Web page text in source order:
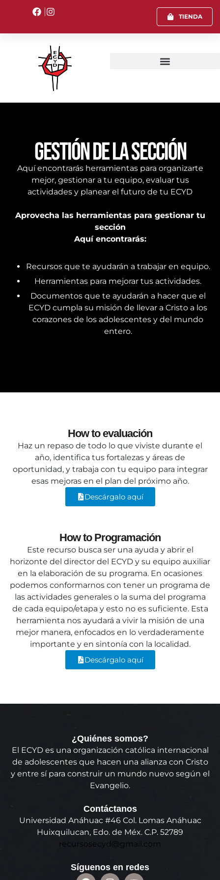
TIENDA
TIENDA
Gestión de la sección
Aquí encontrarás herramientas para organizarte
mejor, gestionar a tu equipo, evaluar tus
actividades y planear el futuro de tu ECYD
Aprovecha las herramientas para gestionar tu
sección
Aquí encontrarás:
Recursos que te ayudarán a trabajar en equipo.
Herramientas para mejorar tus actividades.
Documentos que te ayudarán a hacer que el
ECYD cumpla su misión de llevar a Cristo a los
corazones de los adolescentes y del mundo
entero.
How to evaluación
Haz un repaso de todo lo que viviste durante el
año, identifica tus fortalezas y áreas de
oportunidad, y trabaja con tu equipo para integrar
esas mejoras en el plan del próximo año.
Descárgalo aquí
How to Programación
Este recurso busca ser una ayuda y abrir el
horizonte del director del ECYD y su equipo auxiliar
en la elaboración de su programa. En ocasiones
podemos conformarnos con tener un programa de
las actividades generales o la suma del programa
de cada equipo/etapa y esto no es suficiente. Esta
herramienta nos ayudará a vivir la misión de una
mejor manera, enfocados en lo verdaderamente
importante y en sintonía con la localidad.
Descárgalo aquí
¿Quiénes somos?
El ECYD es una organización católica internacional
de adolescentes que hacen una alianza con Cristo
y entre sí para construir un mundo nuevo según el
Evangelio.
Contáctanos
Universidad Anáhuac #46 Col. Lomas Anáhuac
Huixquilucan, Edo. de Méx. C.P. 52789
recursosecyd@gmail.com
Síguenos en redes